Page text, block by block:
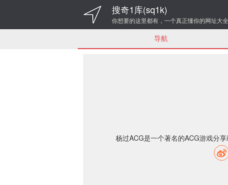
搜奇1库(sq1k)
你想要的这里都有，一个真正懂你的网址大全
导航
杨过ACG是一个著名的ACG游戏分